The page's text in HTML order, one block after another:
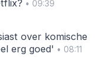
• 09:39
over komische
erg goed' • 08:11